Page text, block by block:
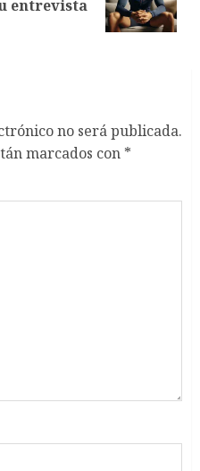
entrevista
no será publicada.
marcados con *